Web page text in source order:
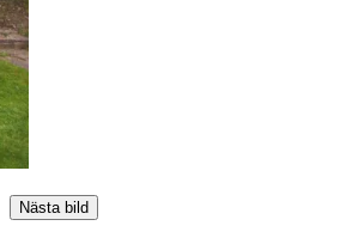
Nästa bild